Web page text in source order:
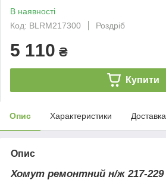
В наявності
Код: BLRM217300
Роздріб
5 110 ₴
Купити
Опис Характеристики Доставка
Опис
Хомут ремонтний н/ж 217-229